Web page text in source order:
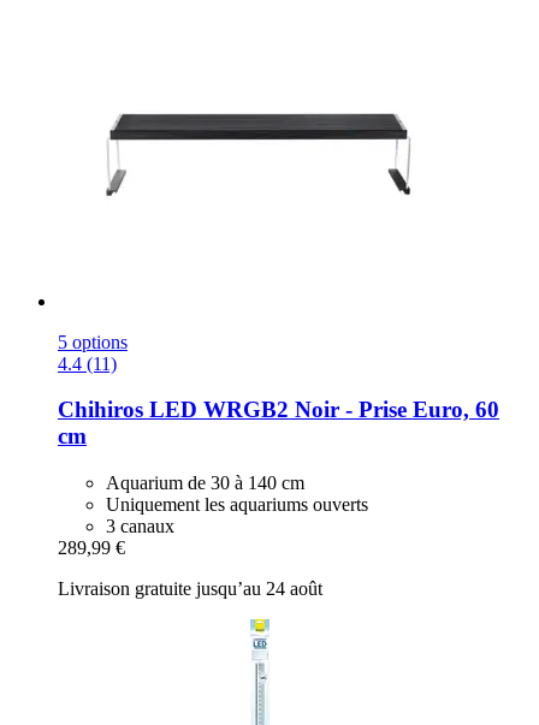
5 options
4.4 (11)
Chihiros LED WRGB2 Noir -​ Prise Euro, 60
cm
Aquarium de 30 à 140 cm
Uniquement les aquariums ouverts
3 canaux
289,99 €
Livraison gratuite jusqu’au 24 août